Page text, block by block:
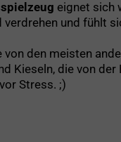
eignet sich
und fühlt
den meisten
Kieseln, die von
Stress. ;)